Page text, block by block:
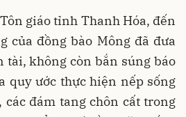
giáo tỉnh Thanh Hóa, đến
của đồng bào Mông đã đưa
tài, không còn bắn súng báo
quy ước thực hiện nếp sống
các đám tang chôn cất trong